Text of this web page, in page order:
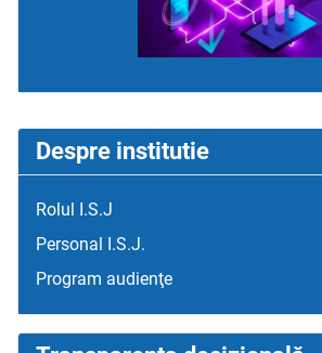
Despre institutie
Rolul I.S.J
Personal I.S.J.
Program audienţe